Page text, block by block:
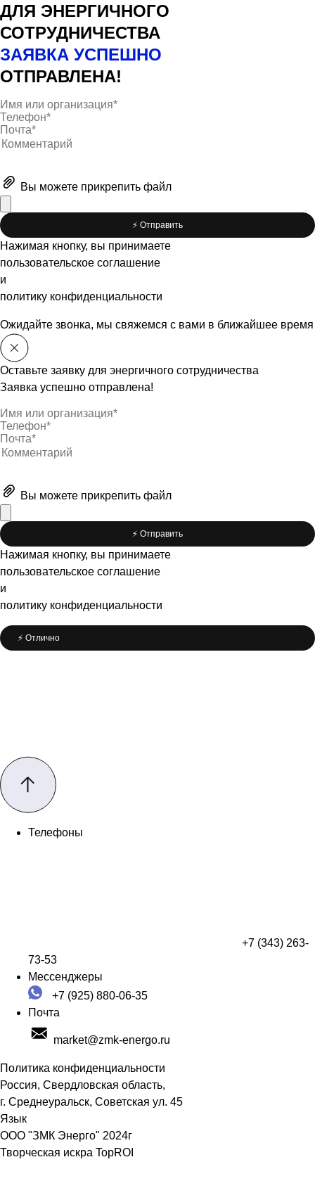
ДЛЯ ЭНЕРГИЧНОГО
СОТРУДНИЧЕСТВА
ЗАЯВКА УСПЕШНО
ОТПРАВЛЕНА!
Вы можете прикрепить файл
⚡️ Отправить
Нажимая кнопку, вы принимаете
пользовательское соглашение
и
политику конфиденциальности
Ожидайте звонка, мы свяжемся с вами в ближайшее время
Оставьте заявку для энергичного сотрудничества
Заявка успешно отправлена!
Вы можете прикрепить файл
⚡️ Отправить
Нажимая кнопку, вы принимаете
пользовательское соглашение
и
политику конфиденциальности
⚡️ Отлично
Телефоны
+7 (343) 263-
73-53
Мессенджеры
+7 (925) 880-06-35
Почта
market@zmk-energo.ru
Политика конфиденциальности
Россия, Свердловская область,
г. Среднеуральск, Советская ул. 45
Язык
ООО "ЗМК Энерго" 2024г
Творческая искра TopROI